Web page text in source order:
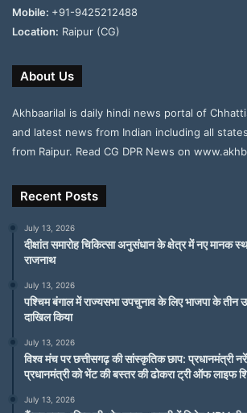
Mobile: +91-9425212488
Location: Raipur (CG)
About Us
Akhbaarilal is daily hindi news portal of
and latest news from Indian including all
from Raipur. Read CG DPR News on
Recent Posts
July 13, 2026
दीक्षांत समारोह चिकित्सा अनुसंधान के क्षेत्र में नए मानक
राजनाथ
July 13, 2026
पश्चिम बंगाल में राज्यसभा उपचुनाव के लिए भाजपा के तीन
दाखिल किया
July 13, 2026
विश्व मंच पर छत्तीसगढ़ की सांस्कृतिक छाप: प्रधानमंत्री
प्रधानमंत्री को भेंट की बस्तर की ढोकरा ट्री ऑफ लाइफ
July 13, 2026